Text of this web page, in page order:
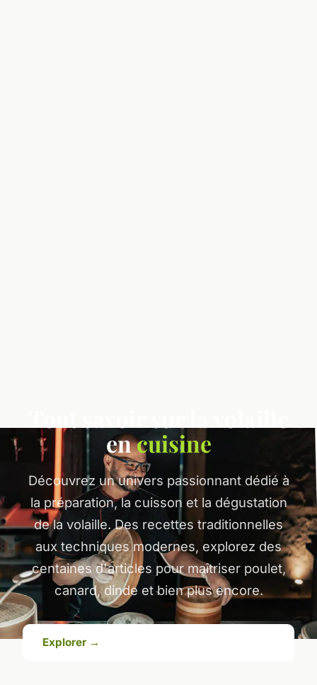
encuisine
Découvrez un univers passionnant dédié à
la préparation, la cuisson et la dégustation
de la volaille. Des recettes traditionnelles
aux techniques modernes, explorez des
centaines d'articles pour maîtriser poulet,
canard, dinde et bien plus encore.
Explorer →